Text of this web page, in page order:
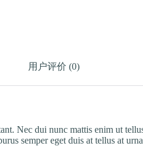
用户评价 (0)
Nec dui nunc mattis enim ut
semper eget duis at tellus at